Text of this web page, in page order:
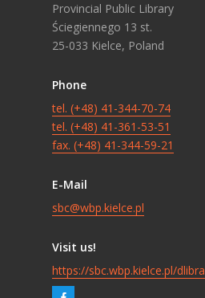
Provincial Public Library
Ściegiennego 13 st.
25-033 Kielce, Poland
Phone
tel. (+48) 41-344-70-74
tel. (+48) 41-361-53-51
fax. (+48) 41-344-59-21
E-Mail
sbc@wbp.kielce.pl
Visit us!
https://sbc.wbp.kielce.pl/dlibra